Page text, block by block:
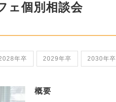
ェ個別相談会
年卒 2029年卒 2030年卒
概要